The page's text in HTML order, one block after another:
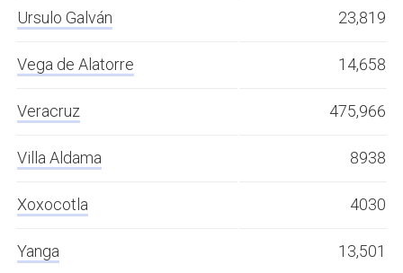
Ursulo Galván 23,819
Vega de Alatorre 14,658
Veracruz 475,966
Villa Aldama 8938
Xoxocotla 4030
Yanga 13,501